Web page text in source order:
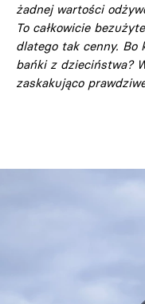
żadnej wartości
To całkowicie
dlatego tak cenny. Bo
bańki z dzieciństwa?
zaskakująco